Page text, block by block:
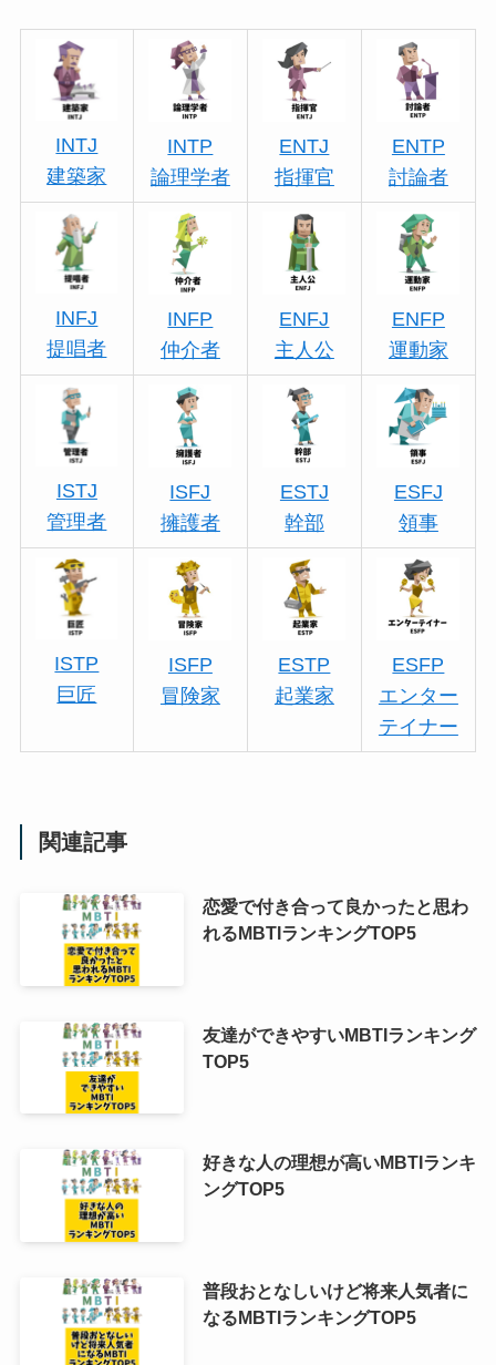
INTJ
建築家
INTP
論理学者
ENTJ
指揮官
ENTP
討論者
INFJ
提唱者
INFP
仲介者
ENFJ
主人公
ENFP
運動家
ISTJ
管理者
ISFJ
擁護者
ESTJ
幹部
ESFJ
領事
ISTP
巨匠
ISFP
冒険家
ESTP
起業家
ESFP
エンター
テイナー
関連記事
恋愛で付き合って良かったと思わ
れるMBTIランキングTOP5
友達ができやすいMBTIランキング
TOP5
好きな人の理想が高いMBTIランキ
ングTOP5
普段おとなしいけど将来人気者に
なるMBTIランキングTOP5